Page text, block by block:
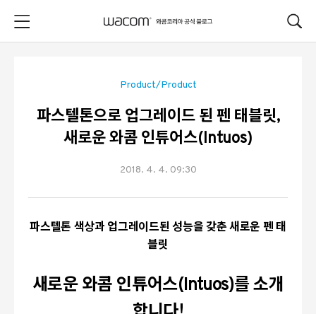
Product/Product
파스텔톤으로 업그레이드 된 펜 태블릿,
새로운 와콤 인튜어스(Intuos)
2018. 4. 4. 09:30
파스텔톤 색상과 업그레이드된 성능을 갖춘 새로운 펜 태
블릿
새로운 와콤 인튜어스(Intuos)를 소개